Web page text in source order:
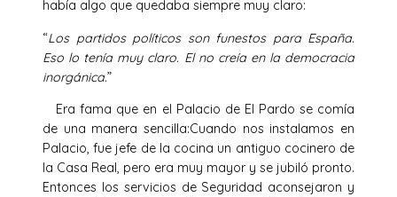
había algo que quedaba siempre muy claro:
“Los partidos políticos son funestos para España.
Eso lo tenía muy claro. El no creía en la democracia
inorgánica.”
Era fama que en el Palacio de El Pardo se comía
de una manera sencilla:Cuando nos instalamos en
Palacio, fue jefe de la cocina un antiguo cocinero de
la Casa Real, pero era muy mayor y se jubiló pronto.
Entonces los servicios de Seguridad aconsejaron y